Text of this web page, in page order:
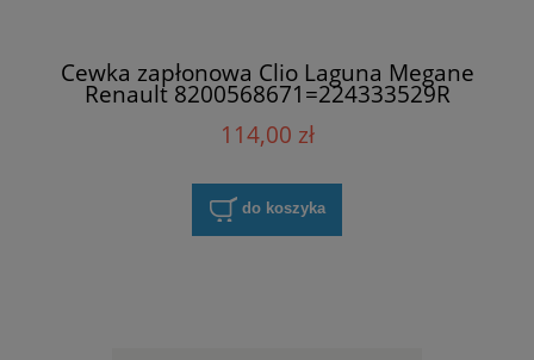
Cewka zapłonowa Clio Laguna Megane
Renault 8200568671=224333529R
114,00 zł
do koszyka